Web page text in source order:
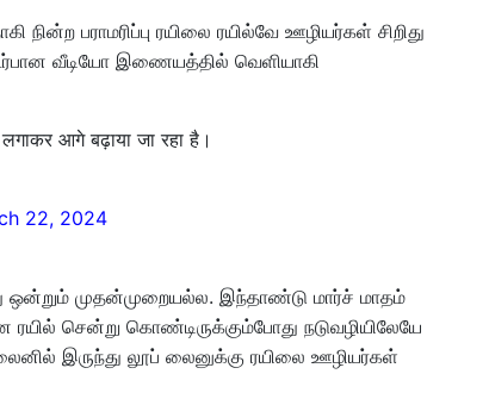
நின்ற பராமரிப்பு ரயிலை ரயில்வே ஊழியர்கள் சிறிது
வீடியோ இணையத்தில் வெளியாகி
आगे बढ़ाया जा रहा है।
22, 2024
ஒன்றும் முதன்முறையல்ல. இந்தாண்டு மார்ச் மாதம்
சென்று கொண்டிருக்கும்போது நடுவழியிலேயே
இருந்து லூப் லைனுக்கு ரயிலை ஊழியர்கள்